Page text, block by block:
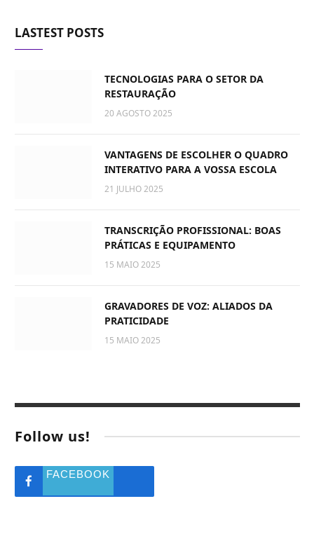
LASTEST POSTS
TECNOLOGIAS PARA O SETOR DA
RESTAURAÇÃO
20 AGOSTO 2025
VANTAGENS DE ESCOLHER O QUADRO
INTERATIVO PARA A VOSSA ESCOLA
21 JULHO 2025
TRANSCRIÇÃO PROFISSIONAL: BOAS
PRÁTICAS E EQUIPAMENTO
15 MAIO 2025
GRAVADORES DE VOZ: ALIADOS DA
PRATICIDADE
15 MAIO 2025
Follow us!
FACEBOOK